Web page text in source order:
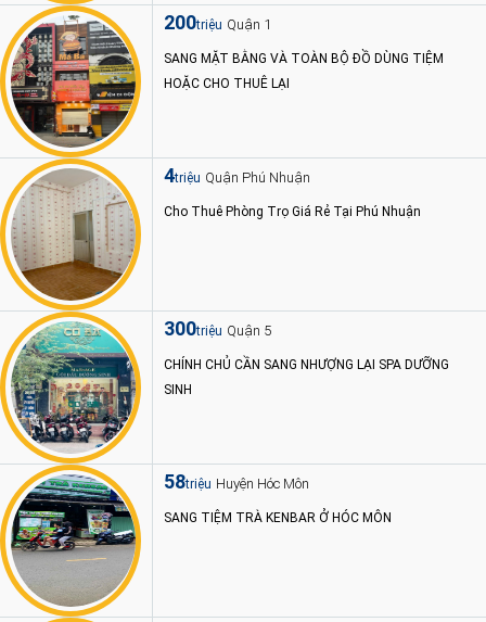
200triệu Quận 1
SANG MẶT BẰNG VÀ TOÀN BỘ ĐỒ DÙNG TIỆM
HOẶC CHO THUÊ LẠI
4triệu Quận Phú Nhuận
Cho Thuê Phòng Trọ Giá Rẻ Tại Phú Nhuận
300triệu Quận 5
CHÍNH CHỦ CẦN SANG NHƯỢNG LẠI SPA DƯỠNG
SINH
58triệu Huyện Hóc Môn
SANG TIỆM TRÀ KENBAR Ở HÓC MÔN